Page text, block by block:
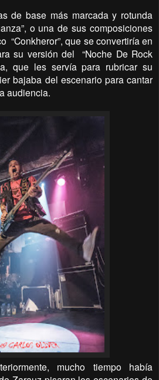
de base más marcada y rotunda
o una de sus composiciones
“Conkheror”, que se convertiría en
su versión del
“Noche De Rock
que les servía para rubricar su
bajaba del escenario para cantar
audiencia.
mucho tiempo había